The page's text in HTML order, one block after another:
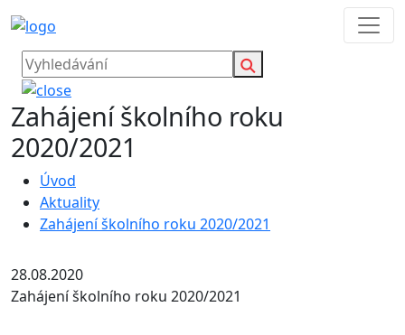
Zahájení školního roku
2020/2021
Úvod
Aktuality
Zahájení školního roku 2020/2021
28.08.2020
Zahájení školního roku 2020/2021